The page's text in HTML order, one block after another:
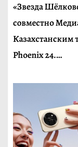
«Звезда
совместно
Казахстанским
Phoenix 24.…